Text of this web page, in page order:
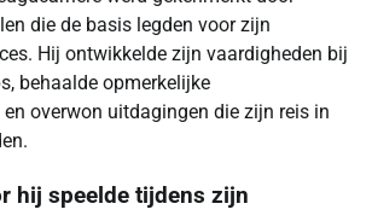
die de basis legden voor zijn
Hij ontwikkelde zijn vaardigheden bij
behaalde opmerkelijke
overwon uitdagingen die zijn reis in
hij speelde tijdens zijn